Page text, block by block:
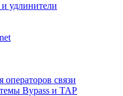
удлинители
связи
Bypass и TAP